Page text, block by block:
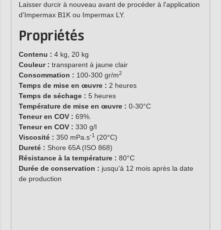
Laisser durcir à nouveau avant de procéder à l'application
d'Impermax B1K ou Impermax LY.
Propriétés
Contenu : 4 kg, 20 kg
Couleur : transparent à jaune clair
Consommation : 100-300 gr/m2
Temps de mise en œuvre : 2 heures
Temps de séchage : 5 heures
Température de mise en œuvre : 0-30°C
Teneur en COV : 69%.
Teneur en COV : 330 g/l
Viscosité : 350 mPa.s-1(20°C)
Dureté : Shore 65A (ISO 868)
Résistance à la température : 80°C
Durée de conservation : jusqu'à 12 mois après la date
de production